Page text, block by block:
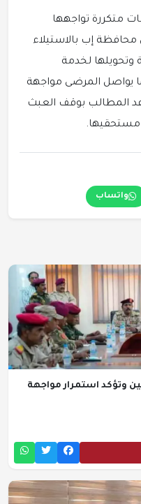
متكررة تواجهها
إب بالاستيلاء
وتحويلها لخدمة
يواصل المرضى مواجهة
المطالب بوقف العبث
مستحقيها.
واتساب
وتؤكد استمرار مواجهة